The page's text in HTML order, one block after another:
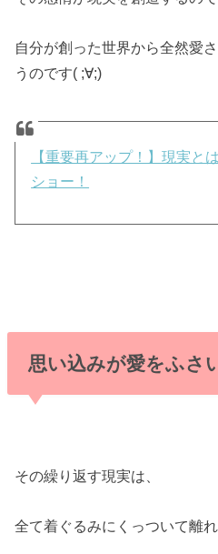
自分が創った世界から全然愛
うのです( ;∀;)
【重要再アップ！】現実と
ショー！
思い込みが愛をふさ
その繰り返す現実は、
全て着ぐるみにくっついて離